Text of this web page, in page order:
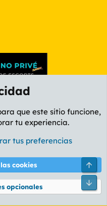
Política de privacidad Ayuda
XenForo Ltd.
que este sitio funcione,
tu experiencia.
tus preferencias
cookies
opcionales
Pie